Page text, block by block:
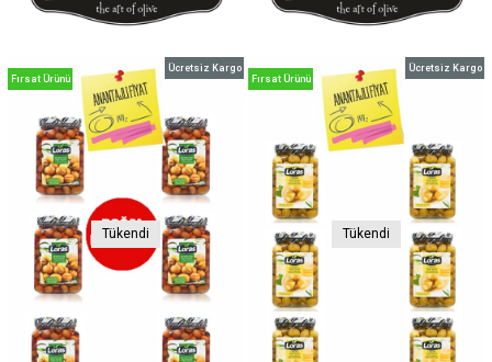
Tükendi
Ücretsiz Kargo
Fırsat Ürünü
Tükendi
Ücretsiz Kargo
Fırsat Ürünü